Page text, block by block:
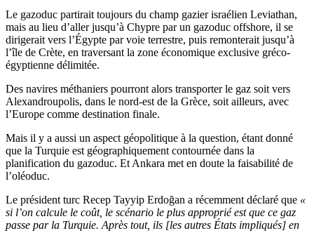
Le gazoduc partirait toujours du champ gazier israélien Leviathan,
mais au lieu d’aller jusqu’à Chypre par un gazoduc offshore, il se
dirigerait vers l’Égypte par voie terrestre, puis remonterait jusqu’à
l’île de Crète, en traversant la zone économique exclusive gréco-
égyptienne délimitée.
Des navires méthaniers pourront alors transporter le gaz soit vers
Alexandroupolis, dans le nord-est de la Grèce, soit ailleurs, avec
l’Europe comme destination finale.
Mais il y a aussi un aspect géopolitique à la question, étant donné
que la Turquie est géographiquement contournée dans la
planification du gazoduc. Et Ankara met en doute la faisabilité de
l’oléoduc.
Le président turc Recep Tayyip Erdoğan a récemment déclaré que «
si l’on calcule le coût, le scénario le plus approprié est que ce gaz
passe par la Turquie. Après tout, ils [les autres États impliqués] en